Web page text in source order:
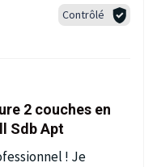
Contrôlé
2 couches en
Sdb Apt
! Je